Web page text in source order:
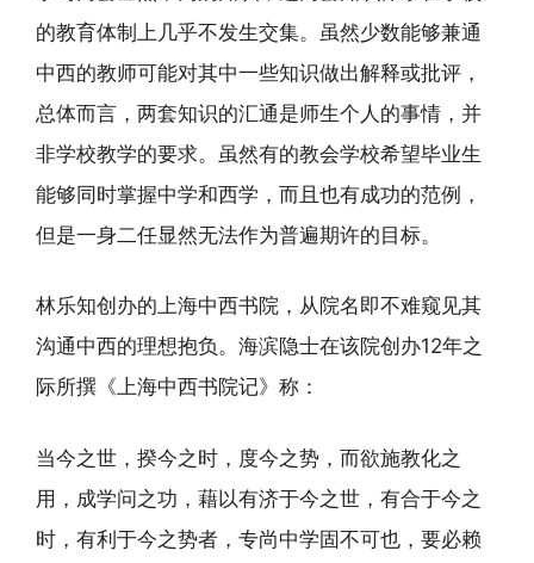
的教育体制上几乎不发生交集。虽然少数能够兼通
中西的教师可能对其中一些知识做出解释或批评，
总体而言，两套知识的汇通是师生个人的事情，并
非学校教学的要求。虽然有的教会学校希望毕业生
能够同时掌握中学和西学，而且也有成功的范例，
但是一身二任显然无法作为普遍期许的目标。
林乐知创办的上海中西书院，从院名即不难窥见其
沟通中西的理想抱负。海滨隐士在该院创办12年之
际所撰《上海中西书院记》称：
当今之世，揆今之时，度今之势，而欲施教化之
用，成学问之功，藉以有济于今之世，有合于今之
时，有利于今之势者，专尚中学固不可也，要必赖